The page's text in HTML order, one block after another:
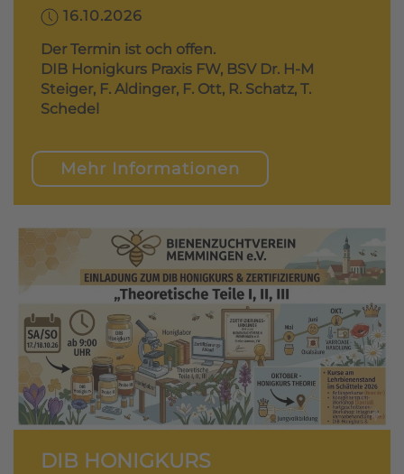
16.10.2026
Der Termin ist och offen.
DIB Honigkurs Praxis FW, BSV Dr. H-M
Steiger, F. Aldinger, F. Ott, R. Schatz, T.
Schedel
Mehr Informationen
DIB HONIGKURS